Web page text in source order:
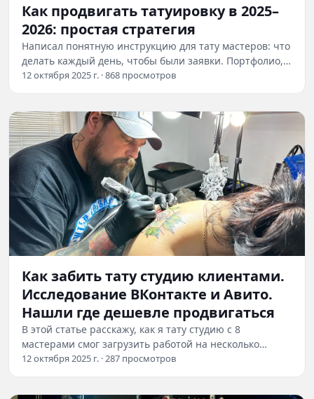
Как продвигать татуировку в 2025–
2026: простая стратегия
Написал понятную инструкцию для тату мастеров: что
делать каждый день, чтобы были заявки. Портфолио,
соцсети, карты, сайт и реклама - без…
12 октября 2025 г. · 868 просмотров
Как забить тату студию клиентами.
Исследование ВКонтакте и Авито.
Нашли где дешевле продвигаться
В этой статье расскажу, как я тату студию с 8
мастерами смог загрузить работой на несколько
месяцев вперед. А если ты тату мастер или…
12 октября 2025 г. · 287 просмотров